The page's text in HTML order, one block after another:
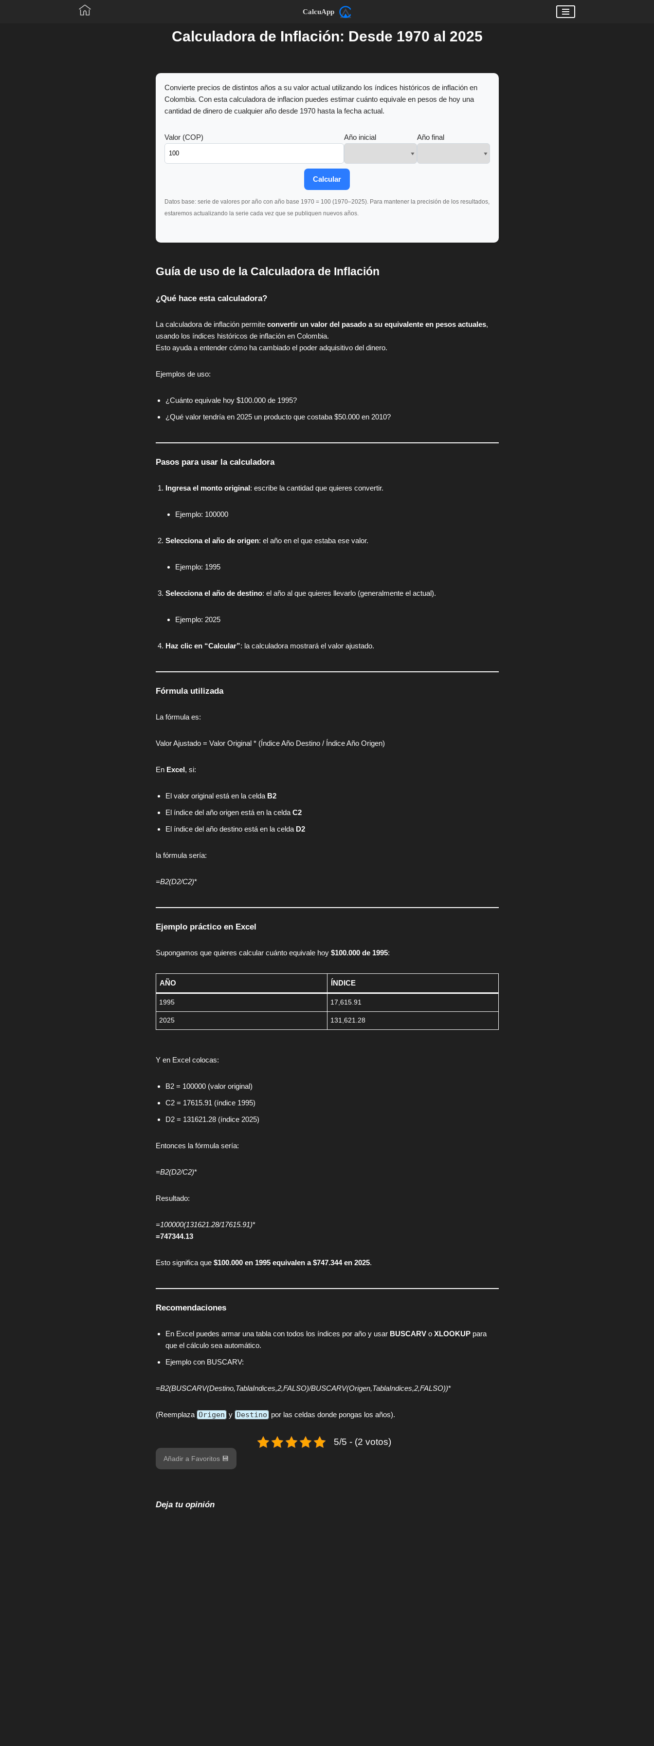
CalcuApp
Calculadora de Inflación: Desde 1970 al 2025
Convierte precios de distintos años a su valor actual utilizando los índices históricos de inflación en
Colombia. Con esta calculadora de inflacion puedes estimar cuánto equivale en pesos de hoy una
cantidad de dinero de cualquier año desde 1970 hasta la fecha actual.
Valor (COP) Año inicial Año final
Calcular
Datos base: serie de valores por año con año base 1970 = 100 (1970–2025). Para mantener la precisión de los resultados,
estaremos actualizando la serie cada vez que se publiquen nuevos años.
Guía de uso de la Calculadora de Inflación
¿Qué hace esta calculadora?
La calculadora de inflación permite convertir un valor del pasado a su equivalente en pesos actuales,
usando los índices históricos de inflación en Colombia.
Esto ayuda a entender cómo ha cambiado el poder adquisitivo del dinero.
Ejemplos de uso:
¿Cuánto equivale hoy $100.000 de 1995?
¿Qué valor tendría en 2025 un producto que costaba $50.000 en 2010?
Pasos para usar la calculadora
Ingresa el monto original: escribe la cantidad que quieres convertir.
Ejemplo: 100000
Selecciona el año de origen: el año en el que estaba ese valor.
Ejemplo: 1995
Selecciona el año de destino: el año al que quieres llevarlo (generalmente el actual).
Ejemplo: 2025
Haz clic en “Calcular”: la calculadora mostrará el valor ajustado.
Fórmula utilizada
La fórmula es:
Valor Ajustado = Valor Original * (Índice Año Destino / Índice Año Origen)
En Excel, si:
El valor original está en la celda B2
El índice del año origen está en la celda C2
El índice del año destino está en la celda D2
la fórmula sería:
=B2(D2/C2)*
Ejemplo práctico en Excel
Supongamos que quieres calcular cuánto equivale hoy $100.000 de 1995:
AÑO ÍNDICE
1995 17,615.91
2025 131,621.28
Y en Excel colocas:
B2 = 100000 (valor original)
C2 = 17615.91 (índice 1995)
D2 = 131621.28 (índice 2025)
Entonces la fórmula sería:
=B2(D2/C2)*
Resultado:
=100000(131621.28/17615.91)*
=747344.13
Esto significa que $100.000 en 1995 equivalen a $747.344 en 2025.
Recomendaciones
En Excel puedes armar una tabla con todos los índices por año y usar BUSCARVo XLOOKUPpara
que el cálculo sea automático.
Ejemplo con BUSCARV:
=B2(BUSCARV(Destino,TablaIndices,2,FALSO)/BUSCARV(Origen,TablaIndices,2,FALSO))*
(Reemplaza Origen y Destino por las celdas donde pongas los años).
5/5 - (2 votos)
Añadir a Favoritos 💾
Deja tu opinión